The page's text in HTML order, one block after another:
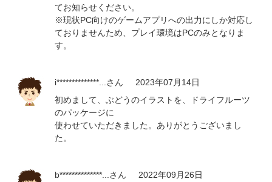
てお知らせください。
※現状PC向けのゲームアプリへの出力にしか対応し
ておりませんため、プレイ環境はPCのみとなりま
す。
i**************... さん
2023年07月14日
初めまして、ぶどうのイラストを、ドライフルーツ
のパッケージに
使わせていただきました。ありがとうございまし
た。
b**************... さん
2022年09月26日